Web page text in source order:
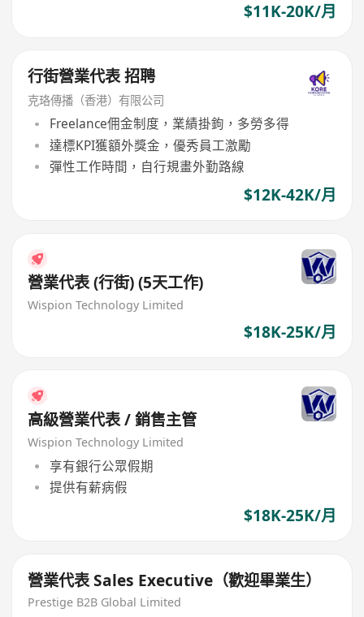
$11K-20K/月
行街營業代表 招聘
克珞傳播（香港）有限公司
Freelance佣金制度，業績掛鉤，多勞多得
達標KPI獲額外獎金，優秀員工激勵
彈性工作時間，自行規畫外勤路線
$12K-42K/月
營業代表 (行街) (5天工作)
Wispion Technology Limited
$18K-25K/月
高級營業代表 / 銷售主管
Wispion Technology Limited
享有銀行公眾假期
提供有薪病假
$18K-25K/月
營業代表 Sales Executive（歡迎畢業生）
Prestige B2B Global Limited